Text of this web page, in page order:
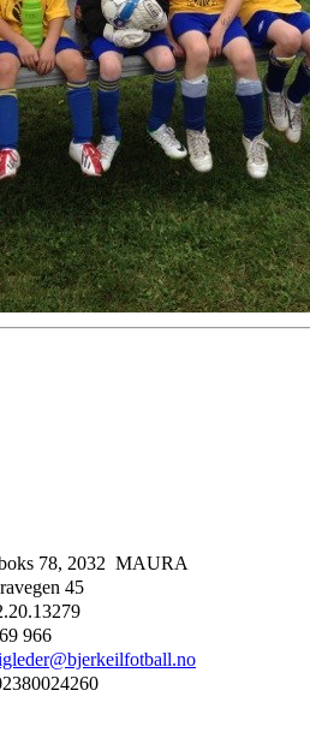
78, 2032 MAURA
45
966